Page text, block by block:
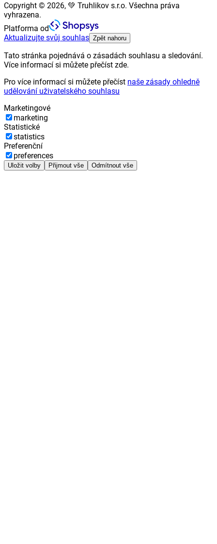
Copyright © 2026, 💚 Truhlikov s.r.o. Všechna práva
vyhrazena.
Platforma od
Aktualizujte svůj souhlas Zpět nahoru
Tato stránka pojednává o zásadách souhlasu a sledování.
Více informací si můžete přečíst zde.
Pro více informací si můžete přečíst naše zásady ohledně
udělování uživatelského souhlasu
Marketingové
marketing
Statistické
statistics
Preferenční
preferences
Uložit volby Přijmout vše Odmítnout vše